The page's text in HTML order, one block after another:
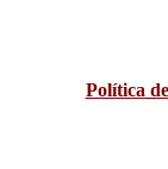
Política